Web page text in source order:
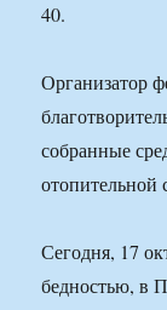
40.
Организатор
собранные
Сегодня, 17
бедностью, в